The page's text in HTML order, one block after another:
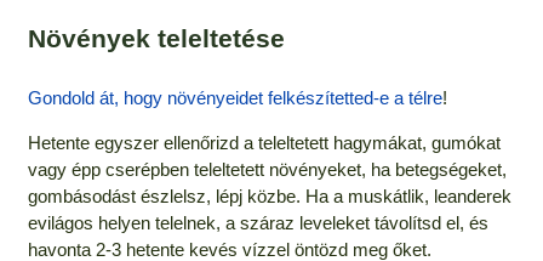
Növények teleltetése
Gondold át, hogy növényeidet felkészítetted-e a télre!
Hetente egyszer ellenőrizd a teleltetett hagymákat, gumókat
vagy épp cserépben teleltetett növényeket, ha betegségeket,
gombásodást észlelsz, lépj közbe. Ha a muskátlik, leanderek
evilágos helyen telelnek, a száraz leveleket távolítsd el, és
havonta 2-3 hetente kevés vízzel öntözd meg őket.